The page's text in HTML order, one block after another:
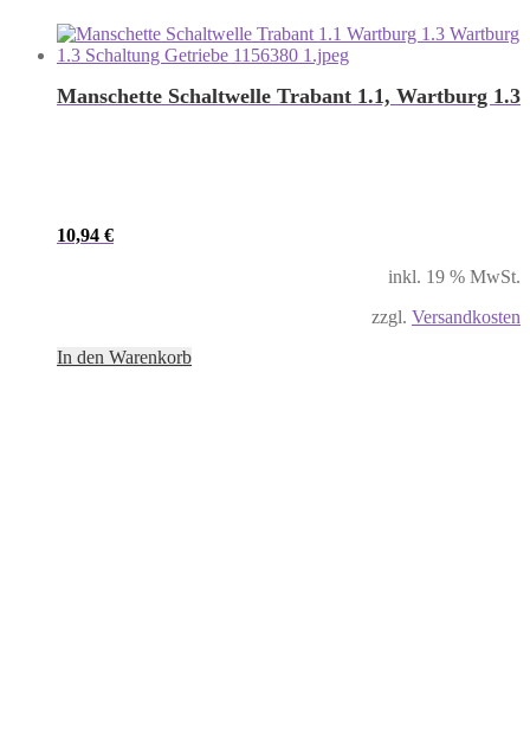
Manschette Schaltwelle Trabant 1.1, Wartburg 1.3
10,94 €
inkl. 19 % MwSt.
zzgl. Versandkosten
In den Warenkorb